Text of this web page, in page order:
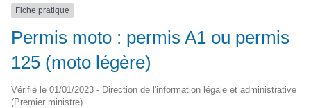
Fiche pratique
Permis moto : permis A1 ou permis
125 (moto légère)
Vérifié le 01/01/2023 - Direction de l'information légale et administrative
(Premier ministre)